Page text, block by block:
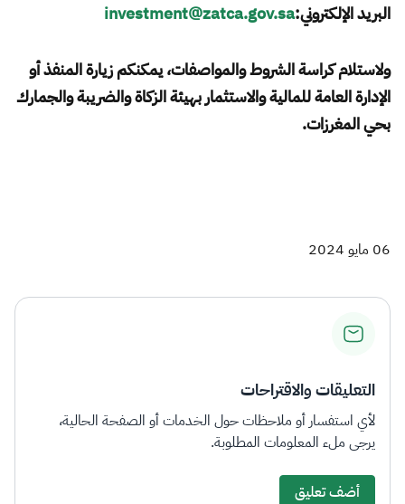
البريد الإلكتروني:investment@zatca.gov.sa
ولاستلام كراسة الشروط والمواصفات، يمكنكم زيارة المنفذ أو
الإدارة العامة للمالية والاستثمار بهيئة الزكاة والضريبة والجمارك
بحي المغرزات.​
06 مايو 2024
التعليقات والاقتراحات
لأي استفسار أو ملاحظات حول الخدمات أو الصفحة الحالية،
يرجى ملء المعلومات المطلوبة.
أضف تعليق